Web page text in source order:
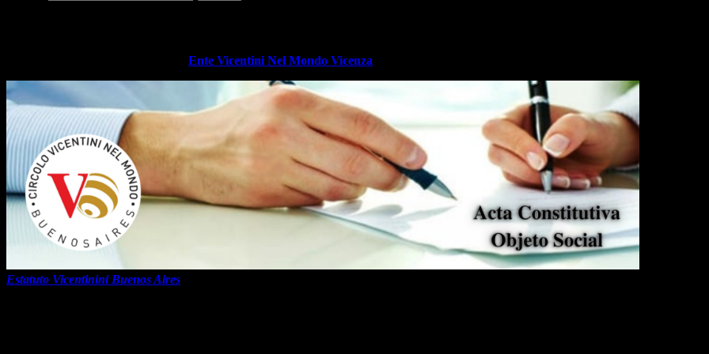
Ente Vicentini Nel Mondo Vicenza
Estatuto Vicentinini Buenos Aires